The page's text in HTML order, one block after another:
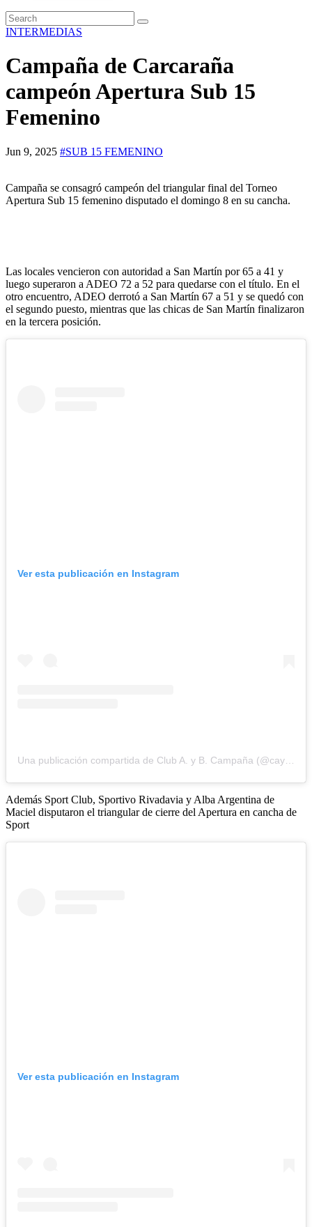
INTERMEDIAS
Campaña de Carcaraña
campeón Apertura Sub 15
Femenino
Jun 9, 2025 #SUB 15 FEMENINO
Campaña se consagró campeón del triangular final del Torneo
Apertura Sub 15 femenino disputado el domingo 8 en su cancha.
Las locales vencieron con autoridad a San Martín por 65 a 41 y
luego superaron a ADEO 72 a 52 para quedarse con el título. En el
otro encuentro, ADEO derrotó a San Martín 67 a 51 y se quedó con
el segundo puesto, mientras que las chicas de San Martín finalizaron
en la tercera posición.
Ver esta publicación en Instagram
Además Sport Club, Sportivo Rivadavia y Alba Argentina de
Maciel disputaron el triangular de cierre del Apertura en cancha de
Sport
Ver esta publicación en Instagram